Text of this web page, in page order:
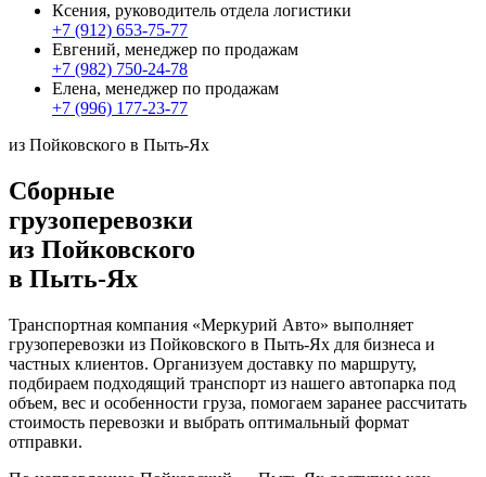
Ксения, руководитель отдела логистики
+7 (912) 653-75-77
Евгений, менеджер по продажам
+7 (982) 750-24-78
Елена, менеджер по продажам
+7 (996) 177-23-77
из Пойковского в Пыть-Ях
Сборные
грузоперевозки
из Пойковского
в Пыть-Ях
Транспортная компания «Меркурий Авто» выполняет
грузоперевозки из Пойковского в Пыть-Ях для бизнеса и
частных клиентов. Организуем доставку по маршруту,
подбираем подходящий транспорт из нашего автопарка под
объем, вес и особенности груза, помогаем заранее рассчитать
стоимость перевозки и выбрать оптимальный формат
отправки.